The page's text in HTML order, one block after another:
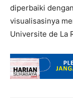
diperbaiki
visualisasinya
Universite de La